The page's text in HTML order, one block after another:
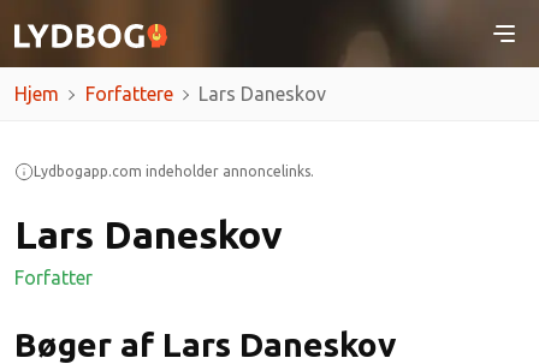
Hjem Forfattere Lars Daneskov
Lydbogapp.com indeholder annoncelinks.
Lars Daneskov
Forfatter
Bøger af Lars Daneskov